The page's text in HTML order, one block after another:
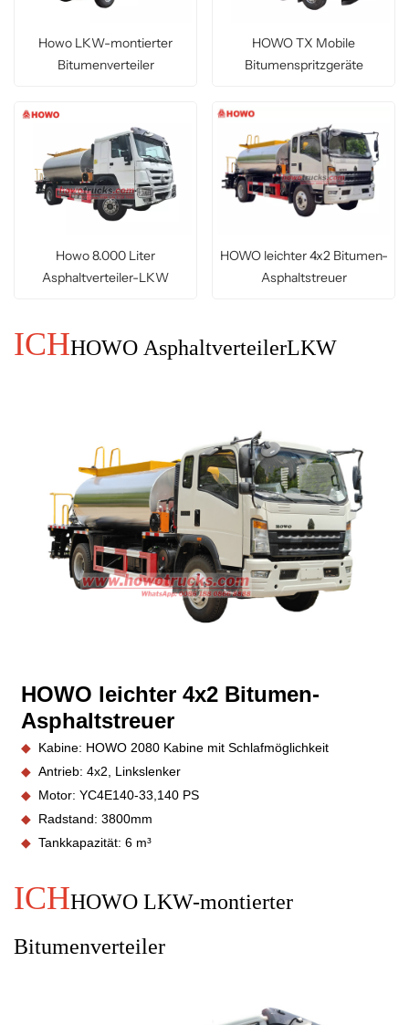
Howo LKW-montierter
Bitumenverteiler
HOWO TX Mobile
Bitumenspritzgeräte
Howo 8.000 Liter
Asphaltverteiler-LKW
HOWO leichter 4x2 Bitumen-
Asphaltstreuer
ICHHOWO AsphaltverteilerLKW
HOWO leichter 4x2 Bitumen-
Asphaltstreuer
◆ Kabine: HOWO 2080 Kabine mit Schlafmöglichkeit
◆ Antrieb: 4x2, Linkslenker
◆ Motor:YC4E140-33,140 PS
◆ Radstand: 3800mm
◆ Tankkapazität: 6 m³
ICHHOWO LKW-montierter
Bitumenverteiler